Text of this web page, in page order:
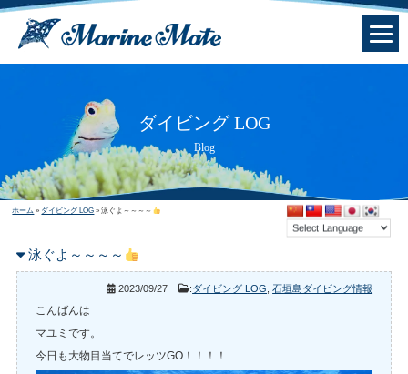
ダイビング LOG
Blog
ホーム » ダイビング LOG » 泳ぐよ～～～～
泳ぐよ～～～～
2023/09/27 :ダイビング LOG ,石垣島ダイビング情報
こんばんは
マユミです。
今日も大物目当てでレッツGO！！！！